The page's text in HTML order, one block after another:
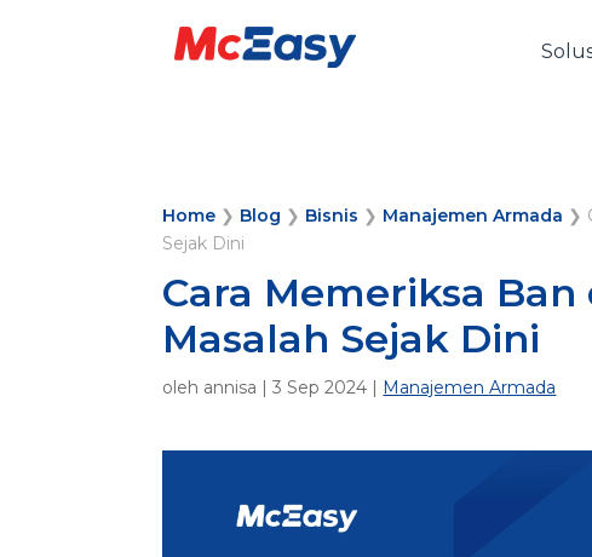
Home ❯ Blog ❯ Bisnis ❯ Manajemen Armada ❯
Sejak Dini
Cara Memeriksa
Masalah Sejak Dini
oleh annisa |3 Sep 2024 | Manajemen Armada